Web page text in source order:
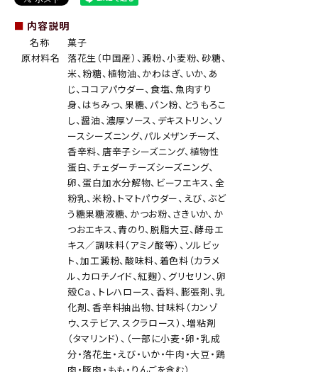
■ 内容説明
名称
菓子
原材料名
落花生（中国産）、澱粉、小麦粉、砂糖、
米、粉糖、植物油、かわはぎ、いか、あ
じ、ココアパウダー、食塩、魚肉すり
身、はちみつ、果糖、パン粉、とうもろこ
し、醤油、濃厚ソース、デキストリン、ソ
ースシーズニング、パルメザンチーズ、
香辛料、唐辛子シーズニング、植物性
蛋白、チェダーチーズシーズニング、
卵、蛋白加水分解物、ビーフエキス、全
粉乳、米粉、トマトパウダー、えび、ぶど
う糖果糖液糖、かつお粉、さきいか、か
つおエキス、青のり、脱脂大豆、酵母エ
キス／調味料（アミノ酸等）、ソルビッ
ト、加工澱粉、酸味料、着色料（カラメ
ル、カロチノイド、紅麹）、グリセリン、卵
殻Ｃａ、トレハロース、香料、膨張剤、乳
化剤、香辛料抽出物、甘味料（カンゾ
ウ、ステビア、スクラロース）、増粘剤
（タマリンド）、（一部に小麦・卵・乳成
分・落花生・えび・いか・牛肉・大豆・鶏